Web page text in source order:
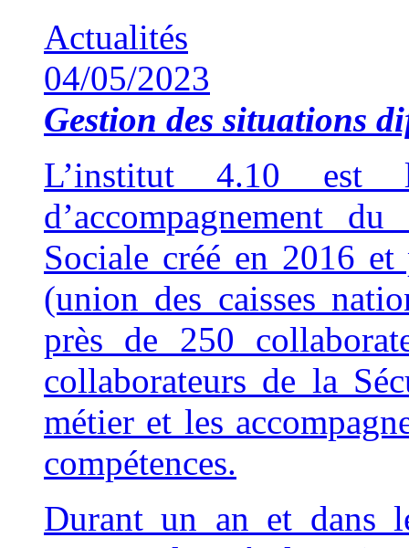
Actualités
04/05/2023
Gestion des situations
L’institut 4.10
d’accompagnement
Sociale créé en 2016
(union des caisses
près de 250
collaborateurs de la
métier et les
compétences.
Durant un an et dans